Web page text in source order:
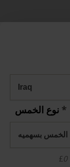
*
0
£